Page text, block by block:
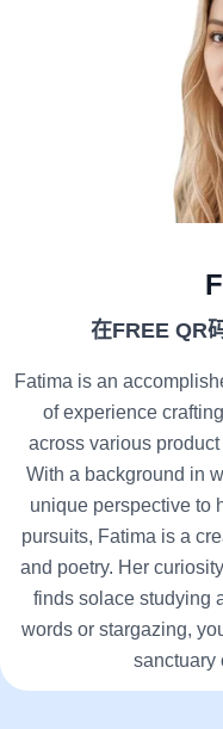
在FREE QR
Fatima is an
of experience
across various
With a background in
unique perspective to
pursuits, Fatima is a
and poetry. Her
finds solace studying
words or stargazing,
sanctuary